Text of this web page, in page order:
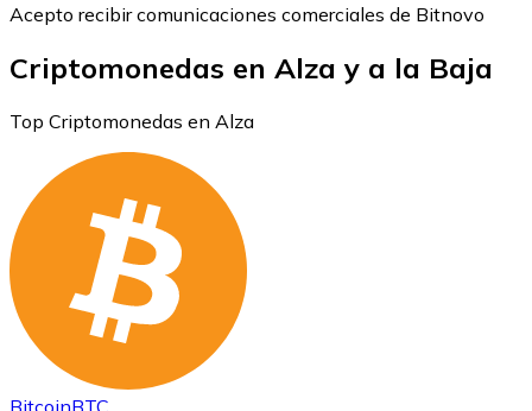
Acepto recibir comunicaciones comerciales de Bitnovo
Criptomonedas en Alza y a la Baja
Top Criptomonedas en Alza
BitcoinBTC